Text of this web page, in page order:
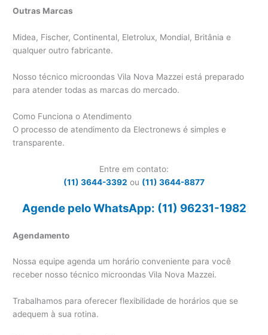
Outras Marcas
Midea, Fischer, Continental, Eletrolux, Mondial, Britânia e
qualquer outro fabricante.
Nosso técnico microondas Vila Nova Mazzei está preparado
para atender todas as marcas do mercado.
Como Funciona o Atendimento
O processo de atendimento da Electronews é simples e
transparente.
Entre em contato:
(11) 3644-3392 ou (11) 3644-8877
Agende pelo WhatsApp: (11) 96231-1982
Agendamento
Nossa equipe agenda um horário conveniente para você
receber nosso técnico microondas Vila Nova Mazzei.
Trabalhamos para oferecer flexibilidade de horários que se
adequem à sua rotina.